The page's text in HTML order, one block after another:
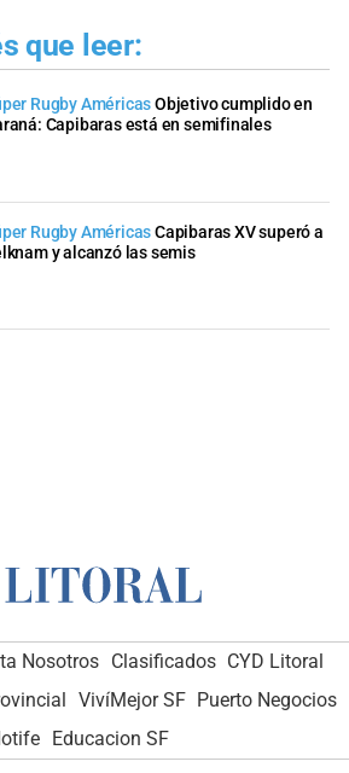
que leer:
Rugby AméricasObjetivo cumplido en
Capibaras está en semifinales
Rugby AméricasCapibaras XV superó a
y alcanzó las semis
Nosotros Clasificados CYD Litoral
VivíMejor SF Puerto Negocios
Educacion SF